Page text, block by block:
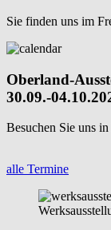
Sie finden uns im
Oberland-
30.09.-
Besuchen Sie uns
alle Termine